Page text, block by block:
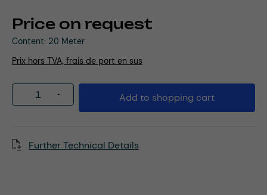
Price on request
Content: 20 Meter
Prix hors TVA, frais de port en sus
Product Quantity: Enter the desired
Add to shopping cart
Further Technical Details